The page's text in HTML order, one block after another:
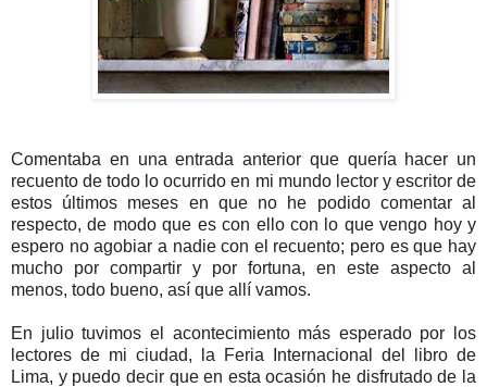
Comentaba en una entrada anterior que quería hacer un
recuento de todo lo ocurrido en mi mundo lector y escritor de
estos últimos meses en que no he podido comentar al
respecto, de modo que es con ello con lo que vengo hoy y
espero no agobiar a nadie con el recuento; pero es que hay
mucho por compartir y por fortuna, en este aspecto al
menos, todo bueno, así que allí vamos.
En julio tuvimos el acontecimiento más esperado por los
lectores de mi ciudad, la Feria Internacional del libro de
Lima, y puedo decir que en esta ocasión he disfrutado de la